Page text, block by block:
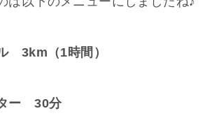
3km（1時間）
ー 30分